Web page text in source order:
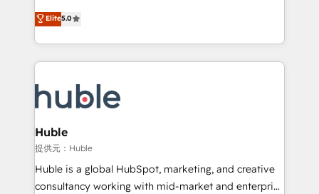
the rare Advanced "Custom Integrations"
Accreditation, securely sync data across... 🔄 any
new HubSpot portal with Advanced Website and
CRM Migrations using our in-house "HubScrub" Tool.
master it. As the creators of the Endless Customers
System™ (the next evolution of They Ask, You
Answer), we’re the only HubSpot partner built
entirely around coaching and training. That means
skills, processes, and internal team you need to
attract the right buyers, close deals faster, and grow
without outside dependencies. You’ll learn how to: •
Set up, audit, and organize your HubSpot portal •
Get your sales team fully using HubSpot • Track
pipeline and revenue across the entire buyer journey
Elite5.0
Huble
提供元：Huble
Huble is a global HubSpot, marketing, and creative
consultancy working with mid-market and enterprise